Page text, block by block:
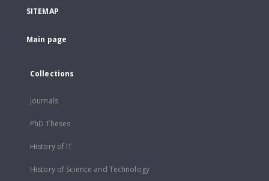
SITEMAP
Main page
Collections
Journals
PhD Theses
History of IT
History of Science and Technology